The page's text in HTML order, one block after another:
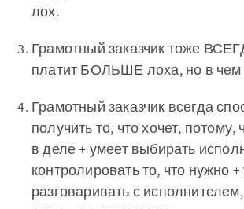
лох.
Грамотный заказчик тоже
платит БОЛЬШЕ лоха, но в чем
Грамотный заказчик всегда
получить то, что хочет, потому,
в деле + умеет выбирать
контролировать то, что нужно
разговаривать с